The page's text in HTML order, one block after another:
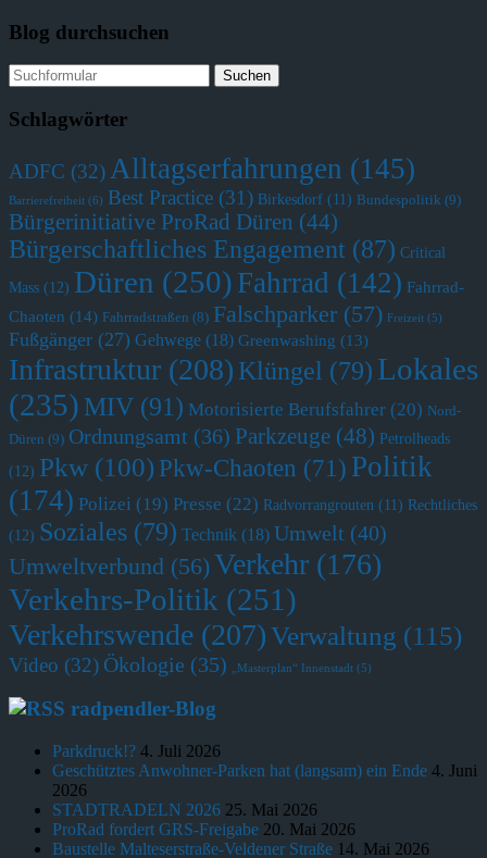
Blog durchsuchen
Schlagwörter
ADFC (32) Alltagserfahrungen (145)
Barrierefreiheit (6) Best Practice (31) Birkesdorf (11) Bundespolitik (9)
Bürgerinitiative ProRad Düren (44)
Bürgerschaftliches Engagement (87) Critical
Mass (12) Düren (250) Fahrrad (142) Fahrrad-
Chaoten (14) Fahrradstraßen (8) Falschparker (57) Freizeit (5)
Fußgänger (27) Gehwege (18) Greenwashing (13)
Infrastruktur (208) Klüngel (79) Lokales
(235) MIV (91) Motorisierte Berufsfahrer (20) Nord-
Düren (9) Ordnungsamt (36) Parkzeuge (48) Petrolheads
(12) Pkw (100) Pkw-Chaoten (71) Politik
(174) Polizei (19) Presse (22) Radvorrangrouten (11) Rechtliches
(12) Soziales (79) Technik (18) Umwelt (40)
Umweltverbund (56)Verkehr (176)
Verkehrs-Politik (251)
Verkehrswende (207)Verwaltung (115)
Video (32) Ökologie (35) „Masterplan“ Innenstadt (5)
radpendler-Blog
Parkdruck!? 4. Juli 2026
Geschütztes Anwohner-Parken hat (langsam) ein Ende 4. Juni
2026
STADTRADELN 2026 25. Mai 2026
ProRad fordert GRS-Freigabe 20. Mai 2026
Baustelle Malteserstraße-Veldener Straße 14. Mai 2026